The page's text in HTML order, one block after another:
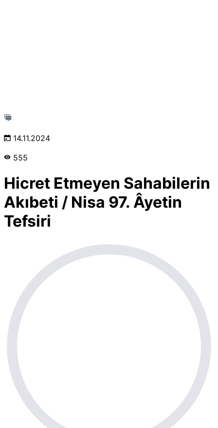
14.11.2024
555
Hicret Etmeyen Sahabilerin
Akıbeti / Nisa 97. Âyetin
Tefsiri